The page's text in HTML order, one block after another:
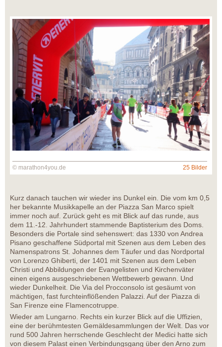
© marathon4you.de 25 Bilder
Kurz danach tauchen wir wieder ins Dunkel ein. Die vom km 0,5
her bekannte Musikkapelle an der Piazza San Marco spielt
immer noch auf. Zurück geht es mit Blick auf das runde, aus
dem 11.-12. Jahrhundert stammende Baptisterium des Doms.
Besonders die Portale sind sehenswert: das 1330 von Andrea
Pisano geschaffene Südportal mit Szenen aus dem Leben des
Namenspatrons St. Johannes dem Täufer und das Nordportal
von Lorenzo Ghiberti, der 1401 mit Szenen aus dem Leben
Christi und Abbildungen der Evangelisten und Kirchenväter
einen eigens ausgeschriebenen Wettbewerb gewann. Und
wieder Dunkelheit. Die Via del Procconsolo ist gesäumt von
mächtigen, fast furchteinflößenden Palazzi. Auf der Piazza di
San Firenze eine Flamencotruppe.
Wieder am Lungarno. Rechts ein kurzer Blick auf die Uffizien,
eine der berühmtesten Gemäldesammlungen der Welt. Das vor
rund 500 Jahren herrschende Geschlecht der Medici hatte sich
von diesem Palast einen Verbindungsgang über den Arno zum